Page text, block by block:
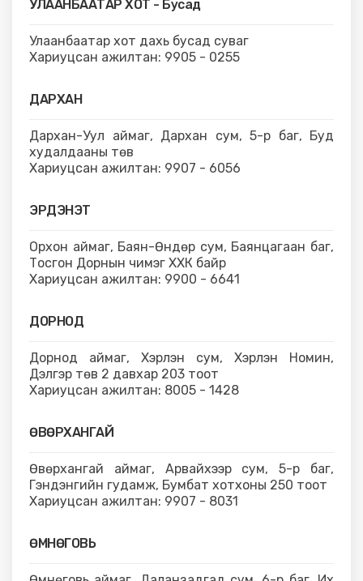
УЛААНБААТАР ХОТ - Бусад
Улаанбаатар хот дахь бусад суваг
Хариуцсан ажилтан: 9905 - 0255
ДАРХАН
Дархан-Уул аймаг, Дархан сум, 5-р баг, Буд
худалдааны төв
Хариуцсан ажилтан: 9907 - 6056
ЭРДЭНЭТ
Орхон аймаг, Баян-Өндөр сум, Баянцагаан баг,
Тосгон Дорнын чимэг ХХК байр
Хариуцсан ажилтан: 9900 - 6641
ДОРНОД
Дорнод аймаг, Хэрлэн сум, Хэрлэн Номин,
Дэлгэр төв 2 давхар 203 тоот
Хариуцсан ажилтан: 8005 - 1428
ӨВӨРХАНГАЙ
Өвөрхангай аймаг, Арвайхээр сум, 5-р баг,
Гэндэнгийн гудамж, Бумбат хотхоны 250 тоот
Хариуцсан ажилтан: 9907 - 8031
ӨМНӨГОВЬ